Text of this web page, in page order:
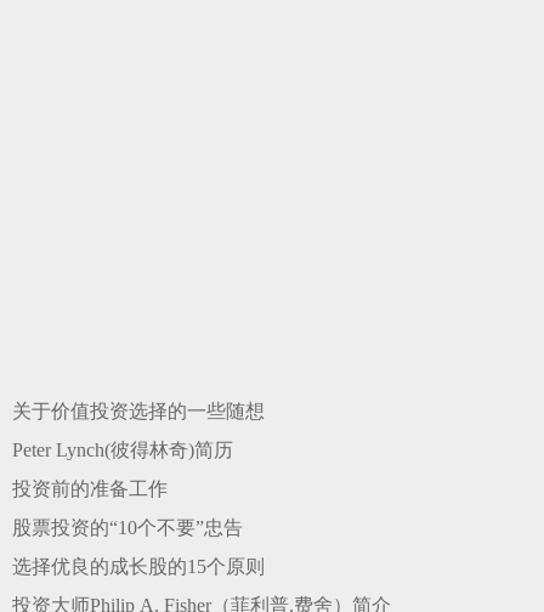
关于价值投资选择的一些随想
Peter Lynch(彼得林奇)简历
投资前的准备工作
股票投资的“10个不要”忠告
选择优良的成长股的15个原则
投资大师Philip A. Fisher（菲利普.费舍）简介